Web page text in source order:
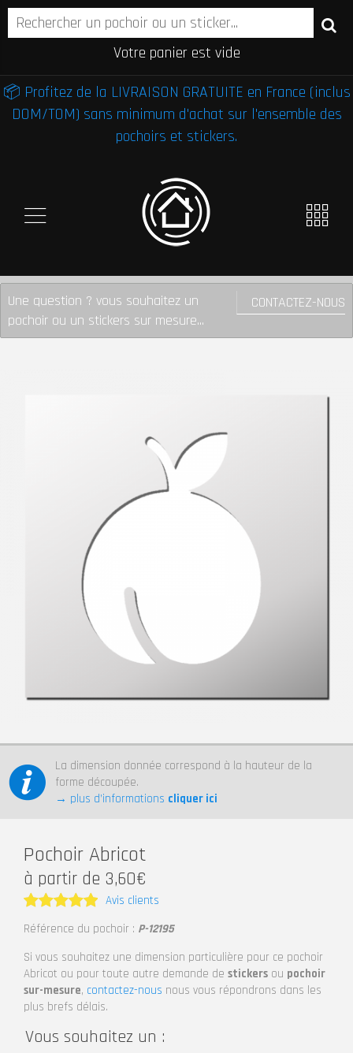
Votre panier est vide
📦 Profitez de la LIVRAISON GRATUITE en France (inclus
DOM/TOM) sans minimum d'achat sur l'ensemble des
pochoirs et stickers.
CONTACTEZ-NOUS
Une question ? vous souhaitez un
pochoir ou un stickers sur mesure...
La dimension donnée correspond à la hauteur de la
forme découpée.
→ plus d’informations cliquer ici
Pochoir Abricot
à partir de 3,60€
Note5
Avis clients
Référence du pochoir : P-12195
Si vous souhaitez une dimension particulière pour ce pochoir
Abricot ou pour toute autre demande de stickers ou pochoir
sur-mesure, contactez-nous nous vous répondrons dans les
plus brefs délais.
Vous souhaitez un :